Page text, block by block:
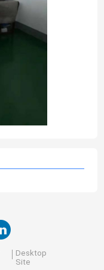
Desktop
Site